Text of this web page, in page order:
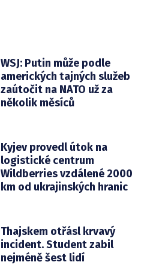
WSJ: Putin může podle
amerických tajných služeb
zaútočit na NATO už za
několik měsíců
Kyjev provedl útok na
logistické centrum
Wildberries vzdálené 2000
km od ukrajinských hranic
Thajskem otřásl krvavý
incident. Student zabil
nejméně šest lidí